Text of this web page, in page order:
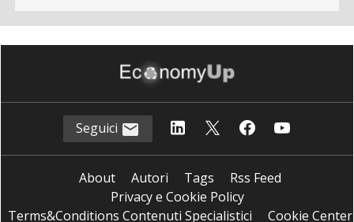
Seguici
About Autori Tags
Rss Feed
Privacy e Cookie Policy
Terms&Conditions Contenuti Specialistici
Cookie Center